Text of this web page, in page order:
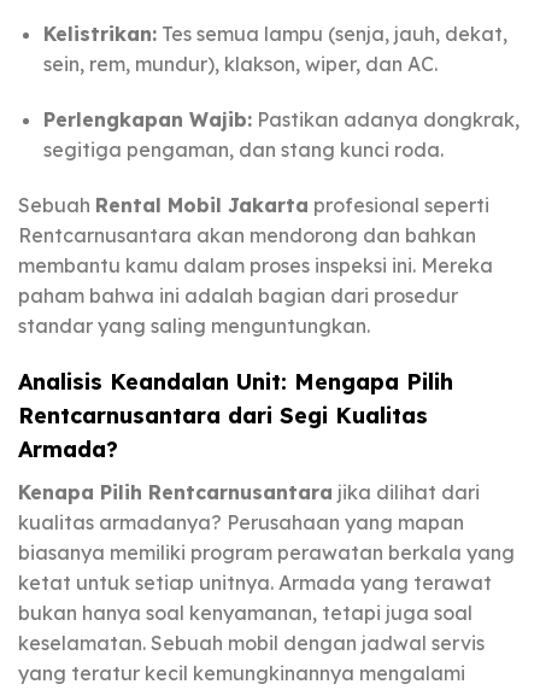
Kelistrikan:Tes semua lampu (senja, jauh, dekat,
sein, rem, mundur), klakson, wiper, dan AC.
Perlengkapan Wajib:Pastikan adanya dongkrak,
segitiga pengaman, dan stang kunci roda.
Sebuah Rental Mobil Jakarta profesional seperti
Rentcarnusantara akan mendorong dan bahkan
membantu kamu dalam proses inspeksi ini. Mereka
paham bahwa ini adalah bagian dari prosedur
standar yang saling menguntungkan.
Analisis Keandalan Unit: Mengapa Pilih
Rentcarnusantara dari Segi Kualitas
Armada?
Kenapa Pilih Rentcarnusantara jika dilihat dari
kualitas armadanya? Perusahaan yang mapan
biasanya memiliki program perawatan berkala yang
ketat untuk setiap unitnya. Armada yang terawat
bukan hanya soal kenyamanan, tetapi juga soal
keselamatan. Sebuah mobil dengan jadwal servis
yang teratur kecil kemungkinannya mengalami